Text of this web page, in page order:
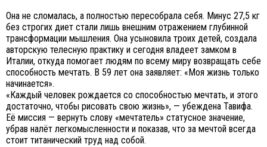
Она не сломалась, а полностью пересобрала себя. Минус 27,5 кг
без строгих диет стали лишь внешним отражением глубинной
трансформации мышления. Она усыновила троих детей, создала
авторскую телесную практику и сегодня владеет замком в
Италии, откуда помогает людям по всему миру возвращать себе
способность мечтать. В 59 лет она заявляет: «Моя жизнь только
начинается».
«Каждый человек рождается со способностью мечтать, и этого
достаточно, чтобы рисовать свою жизнь», — убеждена Тавифа.
Её миссия — вернуть слову «мечтатель» статусное значение,
убрав налёт легкомысленности и показав, что за мечтой всегда
стоит титанический труд над собой.